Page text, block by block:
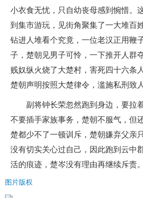
小衣食无忧，只自幼丧母感到惋惜。
到集市游玩，见街角聚集了一大堆百
钻进人堆看个究竟，一位老汉正用鞭
子，楚朝见男子可怜，一下推开人群
贱奴纵火烧了大楚村，害死四十六条
楚朝声明按照大楚律令，滥施私刑致
副将钟长荣忽然跑到身边，要拉
不要插手家族事务，楚朝不服气，但
楚都少不了一顿训斥，楚朝嫌弃父亲
没有切实关心过自己，因此跑到云中
活的痕迹，楚岑没有理由再继续斥责。
图片版权